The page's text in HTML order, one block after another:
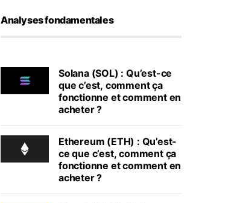
Analyses fondamentales
Solana (SOL) : Qu’est-ce
que c’est, comment ça
fonctionne et comment en
acheter ?
Ethereum (ETH) : Qu’est-
ce que c’est, comment ça
fonctionne et comment en
acheter ?